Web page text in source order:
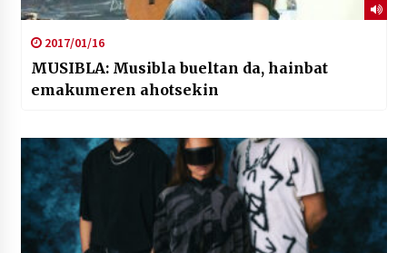
2017/01/16
MUSIBLA: Musibla bueltan da, hainbat
emakumeren ahotsekin